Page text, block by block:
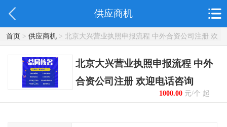
供应商机
首页> 供应商机> 北京大兴营业执照申报流程 中外合资公司注册 欢
迎电话咨询
北京大兴营业执照申报流程 中外
合资公司注册 欢迎电话咨询
1000.00元/个 起